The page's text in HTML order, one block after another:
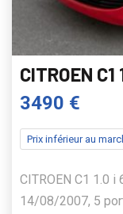
CITROEN
3490 €
Prix inférieur au
CITROEN C1 1.0
14/08/2007, 5